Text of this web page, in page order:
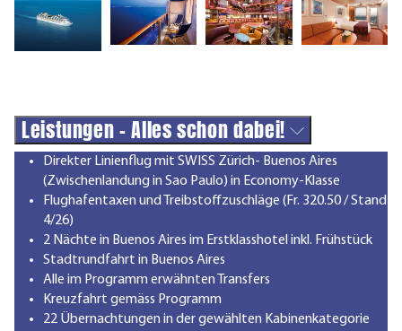
Leistungen - Alles schon dabei!
Direkter Linienflug mit SWISS Zürich- Buenos Aires
(Zwischenlandung in Sao Paulo) in Economy-Klasse
Flughafentaxen und Treibstoffzuschläge (Fr. 320.50 / Stand
4/26)
2 Nächte in Buenos Aires im Erstklasshotel inkl. Frühstück
Stadtrundfahrt in Buenos Aires
Alle im Programm erwähnten Transfers
Kreuzfahrt gemäss Programm
22 Übernachtungen in der gewählten Kabinenkategorie